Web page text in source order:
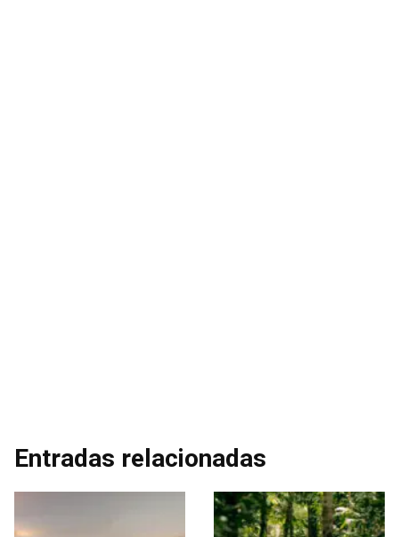
Entradas relacionadas